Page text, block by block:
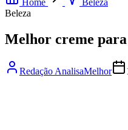
Home
Beleza
Beleza
Melhor creme para
Redação AnalisaMelhor